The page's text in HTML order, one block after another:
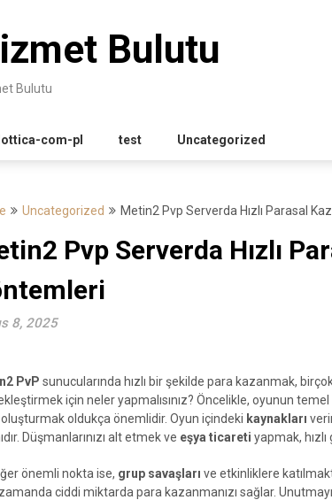
Bulutu
Bulutu
com-pl test Uncategorized
Uncategorized Metin2 Pvp Serverda Hızlı Parasal
Pvp Serverda Hızlı
8, 2025
PvP sunucularında hızlı bir şekilde para kazanmak,
için neler yapmalısınız? Öncelikle, oyunun
oldukça önemlidir. Oyun içindeki kaynakları
Düşmanlarınızı alt etmek ve eşya ticareti yapmak,
önemli nokta ise, grup savaşları ve etkinliklere
ciddi miktarda para kazanmanızı sağlar.